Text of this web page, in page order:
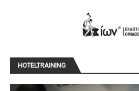
HOTELTRAINING